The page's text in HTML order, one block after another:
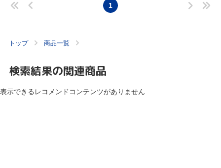
1
トップ 商品一覧
検索結果の関連商品
表示できるレコメンドコンテンツがありません